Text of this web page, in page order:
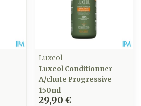
Luxeol
Luxeol Conditionner
A/chute Progressive
150ml
29,90 €